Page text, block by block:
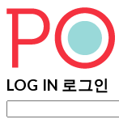
LOG IN 로그인